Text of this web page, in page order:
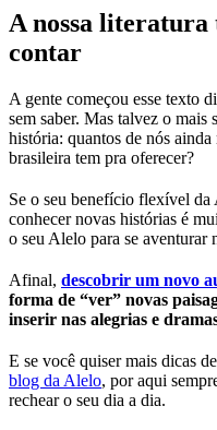
A nossa
contar
A gente começou esse texto
sem saber. Mas talvez o mais
história: quantos de nós
brasileira tem pra oferecer?
Se o seu benefício flexível
conhecer novas histórias é
o seu Alelo para se aventurar
Afinal, descobrir um novo
forma de “ver” novas
inserir nas alegrias e
E se você quiser mais dicas de
blog da Alelo, por aqui
rechear o seu dia a dia.